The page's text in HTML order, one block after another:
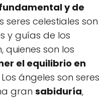
y de
seres celestiales son
y guías de los
quienes son los
el equilibrio en
Los ángeles son seres
gran sabiduría,